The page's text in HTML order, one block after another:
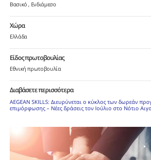
Βασικό Ενδιάμεσο
Χώρα
Ελλάδα
Είδος πρωτοβουλίας
Εθνική πρωτοβουλία
Διαβάσετε περισσότερα
AEGEAN SKILLS: Διευρύνεται ο κύκλος των δωρεάν
επιμόρφωσης – Νέες δράσεις τον Ιούλιο στο Νότιο